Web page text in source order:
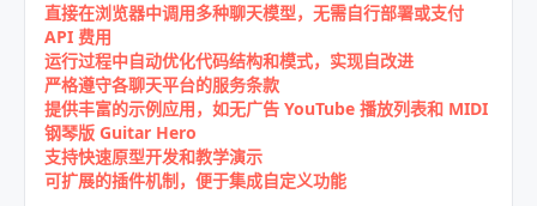
直接在浏览器中调用多种聊天模型，无需自行部署或支付
API 费用
运行过程中自动优化代码结构和模式，实现自改进
严格遵守各聊天平台的服务条款
提供丰富的示例应用，如无广告 YouTube 播放列表和 MIDI
钢琴版 Guitar Hero
支持快速原型开发和教学演示
可扩展的插件机制，便于集成自定义功能